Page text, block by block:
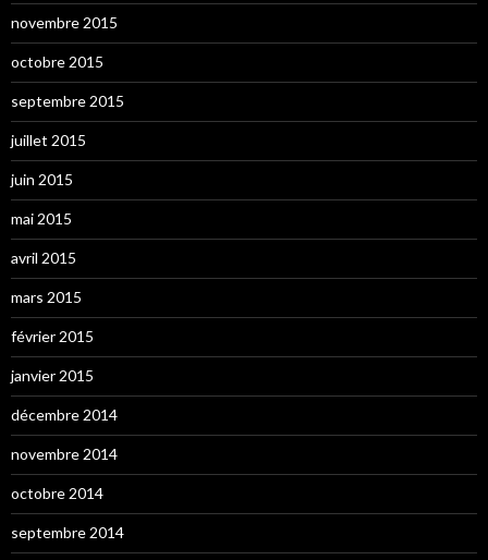
novembre 2015
octobre 2015
septembre 2015
juillet 2015
juin 2015
mai 2015
avril 2015
mars 2015
février 2015
janvier 2015
décembre 2014
novembre 2014
octobre 2014
septembre 2014